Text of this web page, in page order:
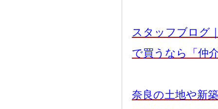
スタッフブログ
で買うなら「仲
奈良の土地や新